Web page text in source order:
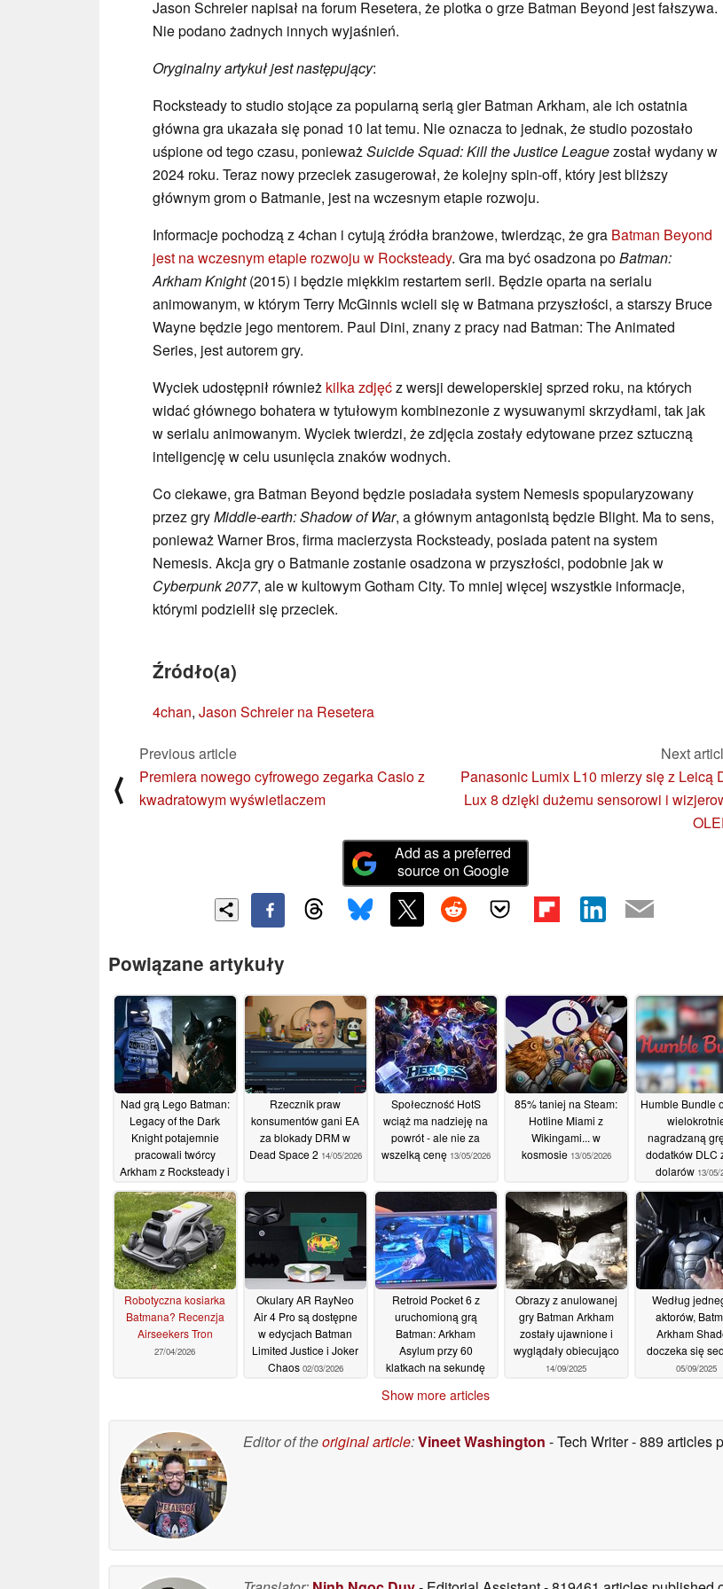
Jason Schreier napisał na forum Resetera, że plotka o grze Batman Beyond jest fałszywa.
Nie podano żadnych innych wyjaśnień.
Oryginalny artykuł jest następujący:
Rocksteady to studio stojące za popularną serią gier Batman Arkham, ale ich ostatnia
główna gra ukazała się ponad 10 lat temu. Nie oznacza to jednak, że studio pozostało
uśpione od tego czasu, ponieważSuicide Squad: Kill the Justice Leaguezostał wydany w
2024 roku. Teraz nowy przeciek zasugerował, że kolejny spin-off, który jest bliższy
głównym grom o Batmanie, jest na wczesnym etapie rozwoju.
Informacje pochodzą z 4chan i cytują źródła branżowe, twierdząc, że gra Batman Beyond
jest na wczesnym etapie rozwoju w Rocksteady. Gra ma być osadzona poBatman:
Arkham Knight(2015) i będzie miękkim restartem serii. Będzie oparta na serialu
animowanym, w którym Terry McGinnis wcieli się w Batmana przyszłości, a starszy Bruce
Wayne będzie jego mentorem. Paul Dini, znany z pracy nad Batman: The Animated
Series, jest autorem gry.
Wyciek udostępnił również kilka zdjęćz wersji deweloperskiej sprzed roku, na których
widać głównego bohatera w tytułowym kombinezonie z wysuwanymi skrzydłami, tak jak
w serialu animowanym. Wyciek twierdzi, że zdjęcia zostały edytowane przez sztuczną
inteligencję w celu usunięcia znaków wodnych.
Co ciekawe, gra Batman Beyond będzie posiadała system Nemesis spopularyzowany
przez gryMiddle-earth:Shadow of War, a głównym antagonistą będzie Blight. Ma to sens,
ponieważ Warner Bros, firma macierzysta Rocksteady, posiada patent na system
Nemesis. Akcja gry o Batmanie zostanie osadzona w przyszłości, podobnie jak w
Cyberpunk 2077, ale w kultowym Gotham City. To mniej więcej wszystkie informacje,
którymi podzielił się przeciek.
Źródło(a)
4chan, Jason Schreier na Resetera
⟨
Previous article
Premiera nowego cyfrowego zegarka Casio z
kwadratowym wyświetlaczem
Next
Panasonic Lumix L10 mierzy się z Leicą
Lux 8 dzięki dużemu sensorowi i
Add as a preferred
source on Google
Powiązane artykuły
Nad grą Lego Batman:
Legacy of the Dark
Knight potajemnie
pracowali twórcy
Arkham z Rocksteady i
19/05/2026
Rzecznik praw
konsumentów gani EA
za blokady DRM w
Dead Space 2 14/05/2026
Społeczność HotS
wciąż ma nadzieję na
powrót - ale nie za
wszelką cenę 13/05/2026
85% taniej na Steam:
Hotline Miami z
Wikingami... w
kosmosie 13/05/2026
Humble Bundle
nagradzaną
dodatków DLC
dolarów 13/05/
Robotyczna kosiarka
Batmana? Recenzja
Airseekers Tron
27/04/2026
Okulary AR RayNeo
Air 4 Pro są dostępne
w edycjach Batman
Limited Justice i Joker
Chaos 02/03/2026
Retroid Pocket 6 z
uruchomioną grą
Batman: Arkham
Asylum przy 60
klatkach na sekundę
Obrazy z anulowanej
gry Batman Arkham
zostały ujawnione i
wyglądały obiecująco
14/09/2025
Według
aktorów,
Arkham
doczeka się
05/09/2025
Show more articles
Editor of theoriginal article:Vineet Washington - Tech Writer- 889 articles